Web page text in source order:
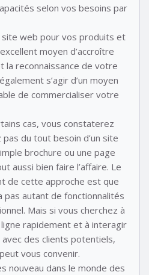
selon vos besoins par
site web pour vos produits et
moyen d’accroître
la reconnaissance de votre
s’agir d’un moyen
de commercialiser votre
cas, vous constaterez
pas du tout besoin d’un site
brochure ou une page
aussi bien faire l’affaire. Le
de cette approche est que
pas autant de fonctionnalités
Mais si vous cherchez à
rapidement et à interagir
des clients potentiels,
vous convenir.
nouveau dans le monde des